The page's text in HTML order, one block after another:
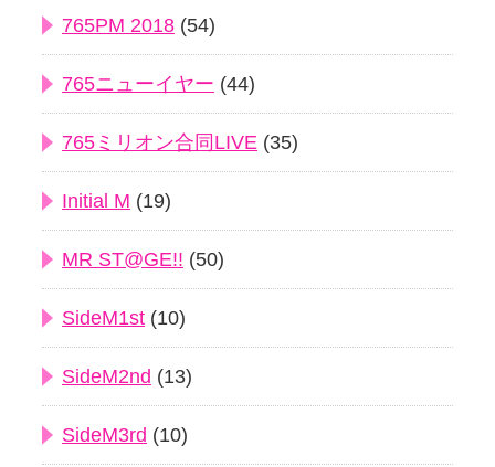
765PM 2018 (54)
765ニューイヤー (44)
765ミリオン合同LIVE (35)
Initial M (19)
MR ST@GE!! (50)
SideM1st (10)
SideM2nd (13)
SideM3rd (10)